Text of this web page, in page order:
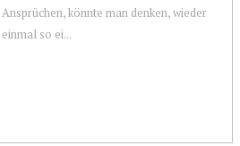
Ansprüchen, könnte man denken, wieder
einmal so ei...